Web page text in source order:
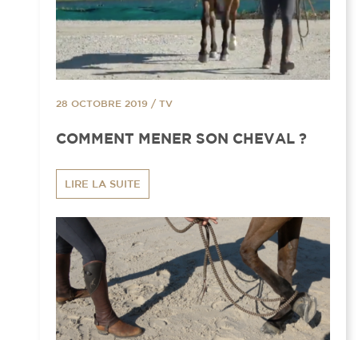
28 OCTOBRE 2019 / TV
COMMENT MENER SON CHEVAL ?
LIRE LA SUITE